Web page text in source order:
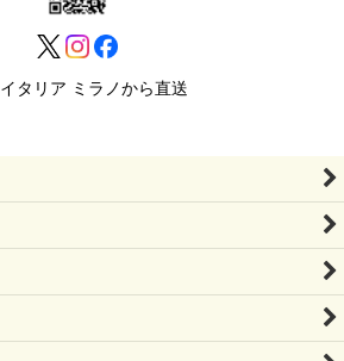
イタリア ミラノから直送